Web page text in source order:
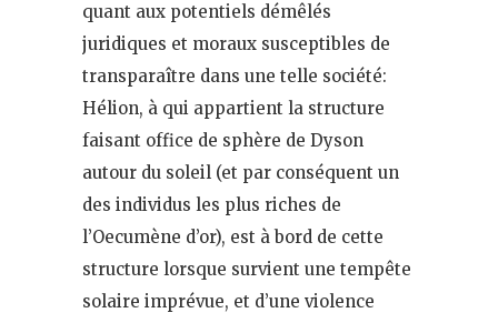
quant aux potentiels démêlés
juridiques et moraux susceptibles de
transparaître dans une telle société:
Hélion, à qui appartient la structure
faisant office de sphère de Dyson
autour du soleil (et par conséquent un
des individus les plus riches de
l’Oecumène d’or), est à bord de cette
structure lorsque survient une tempête
solaire imprévue, et d’une violence